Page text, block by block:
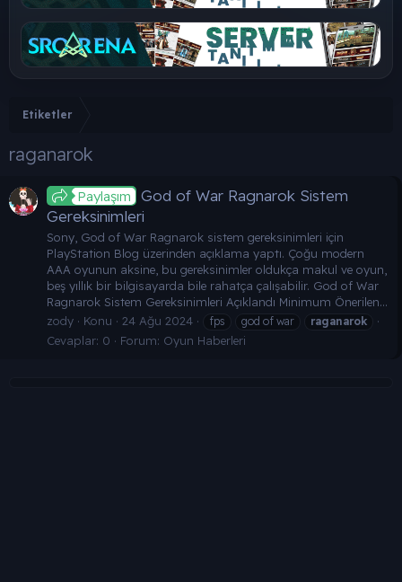
Etiketler
raganarok
Paylaşım
God of War Ragnarok Sistem
Gereksinimleri
Sony, God of War Ragnarok sistem gereksinimleri için
PlayStation Blog üzerinden açıklama yaptı. Çoğu modern
AAA oyunun aksine, bu gereksinimler oldukça makul ve oyun,
beş yıllık bir bilgisayarda bile rahatça çalışabilir. God of War
Ragnarok Sistem Gereksinimleri Açıklandı Minimum Önerilen...
zody
Konu 24 Ağu 2024 fps god of war raganarok
Cevaplar: 0 Forum: Oyun Haberleri